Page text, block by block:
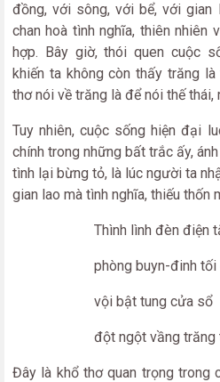
đồng, với sông, với bể, với gian
chan hoà tình nghĩa, thiên nhiên
hợp. Bây giờ, thói quen cuộc
khiến ta không còn thấy trăng
thơ nói về trăng là để nói thế thái,
Tuy nhiên, cuộc sống hiện đại
chính trong những bất trắc ấy,
tình lại bừng tỏ, là lúc người ta
gian lao mà tình nghĩa, thiếu thốn
Thình lình đèn điện
phòng buyn-đinh tối
vội bật tung cửa sổ
đột ngột vầng trăng
Đây là khổ thơ quan trọng trong